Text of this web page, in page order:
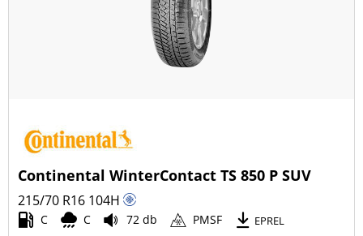
Continental WinterContact TS 850 P SUV
215/70 R16 104H
C C 72 db PMSF EPREL